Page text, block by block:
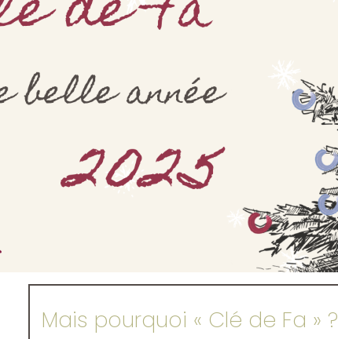
Mais pourquoi « Clé de Fa » ?